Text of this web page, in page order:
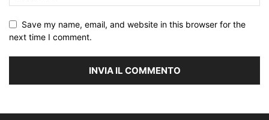
Save my name, email, and website in this browser for the
next time I comment.